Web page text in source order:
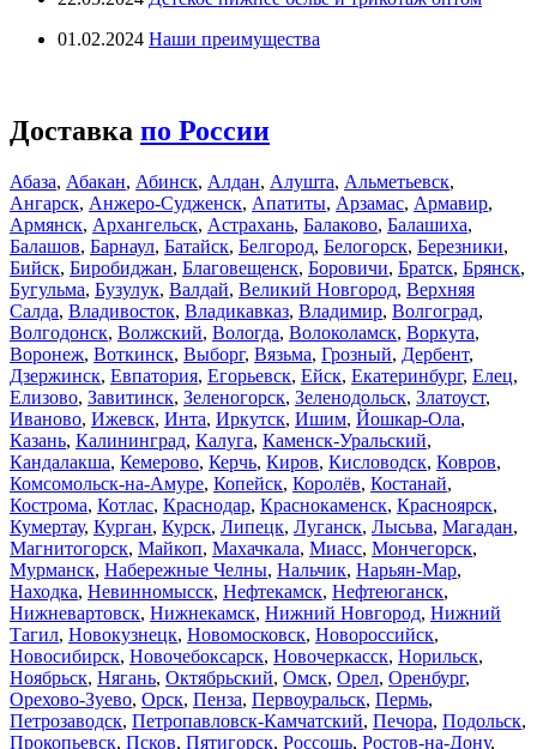
01.02.2024 Наши преимущества
Доставка по России
Абаза, Абакан, Абинск, Алдан, Алушта, Альметьевск,
Ангарск, Анжеро-Судженск, Апатиты, Арзамас, Армавир,
Армянск, Архангельск, Астрахань, Балаково, Балашиха,
Балашов, Барнаул, Батайск, Белгород, Белогорск, Березники,
Бийск, Биробиджан, Благовещенск, Боровичи, Братск, Брянск,
Бугульма, Бузулук, Валдай, Великий Новгород, Верхняя
Салда, Владивосток, Владикавказ, Владимир, Волгоград,
Волгодонск, Волжский, Вологда, Волоколамск, Воркута,
Воронеж, Воткинск, Выборг, Вязьма, Грозный, Дербент,
Дзержинск, Евпатория, Егорьевск, Ейск, Екатеринбург, Елец,
Елизово, Завитинск, Зеленогорск, Зеленодольск, Златоуст,
Иваново, Ижевск, Инта, Иркутск, Ишим, Йошкар-Ола,
Казань, Калининград, Калуга, Каменск-Уральский,
Кандалакша, Кемерово, Керчь, Киров, Кисловодск, Ковров,
Комсомольск-на-Амуре, Копейск, Королёв, Костанай,
Кострома, Котлас, Краснодар, Краснокаменск, Красноярск,
Кумертау, Курган, Курск, Липецк, Луганск, Лысьва, Магадан,
Магнитогорск, Майкоп, Махачкала, Миасс, Мончегорск,
Мурманск, Набережные Челны, Нальчик, Нарьян-Мар,
Находка, Невинномысск, Нефтекамск, Нефтеюганск,
Нижневартовск, Нижнекамск, Нижний Новгород, Нижний
Тагил, Новокузнецк, Новомосковск, Новороссийск,
Новосибирск, Новочебоксарск, Новочеркасск, Норильск,
Ноябрьск, Нягань, Октябрьский, Омск, Орел, Оренбург,
Орехово-Зуево, Орск, Пенза, Первоуральск, Пермь,
Петрозаводск, Петропавловск-Камчатский, Печора, Подольск,
Прокопьевск, Псков, Пятигорск, Россошь, Ростов-на-Дону,